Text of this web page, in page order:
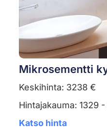
Mikrosementti
Keskihinta: 3238 €
Hintajakauma: 1329
Katso hinta